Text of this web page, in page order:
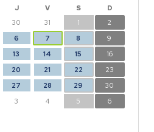
J V S
D
30 31 1
2
6 7 8
9
13 14 15
16
20 21 22
23
27 28 29
30
3 4 5 6